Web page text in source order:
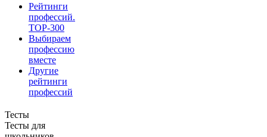
Рейтинги
профессий.
TOP-300
Выбираем
профессию
вместе
Другие
рейтинги
профессий
Тесты
Тесты для